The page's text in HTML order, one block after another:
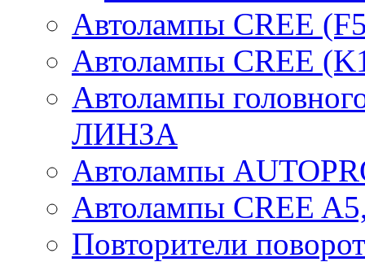
Автолампы CREE
Автолампы CREE
Автолампы
ЛИНЗА
Автолампы
Автолампы CREE
Повторители